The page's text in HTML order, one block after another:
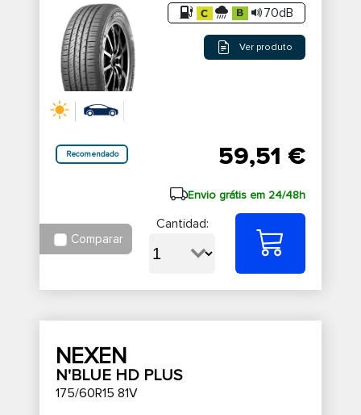
70dB
Ver produto
Recomendado 59,51 €
Envio grátis em 24/48h
Comparar
Cantidad:
NEXEN
N'BLUE HD PLUS
175/60R15 81V